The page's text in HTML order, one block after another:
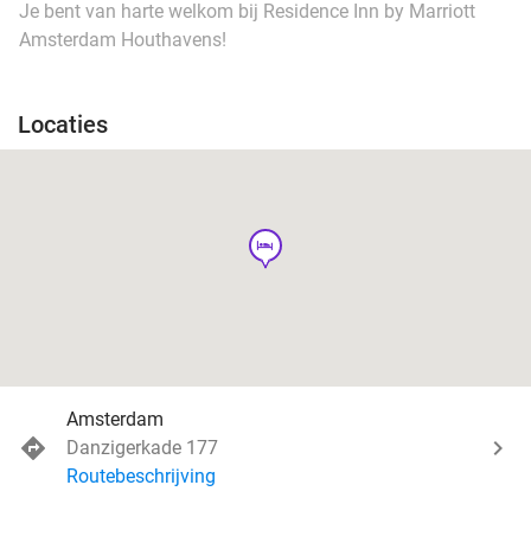
Je bent van harte welkom bij Residence Inn by Marriott
Amsterdam Houthavens!
Locaties
hotel
Amsterdam
Danzigerkade 177
Routebeschrijving